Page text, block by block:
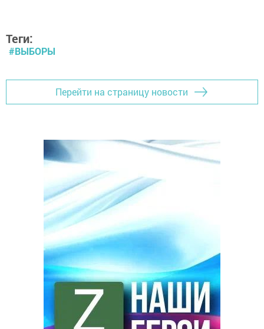
Теги:
#ВЫБОРЫ
Перейти на страницу новости